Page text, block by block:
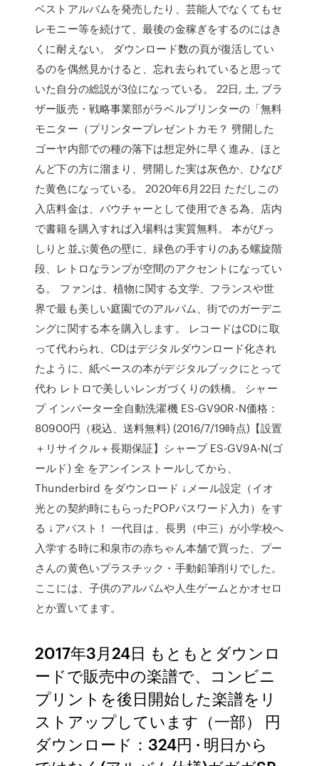
ベストアルバムを発売したり、芸能人でなくてもセ
レモニー等を続けて、最後の金稼ぎをするのにはき
くに耐えない。 ダウンロード数の頁が復活してい
るのを偶然見かけると、忘れ去られていると思って
いた自分の総説が3位になっている。 22日, 土, ブラ
ザー販売・戦略事業部がラベルプリンターの「無料
モニター（プリンタープレゼントカモ？ 劈開した
ゴーヤ内部での種の落下は想定外に早く進み、ほと
んど下の方に溜まり、劈開した実は灰色か、ひなび
た黄色になっている。 2020年6月22日 ただしこの
入店料金は、バウチャーとして使用できる為、店内
で書籍を購入すれば入場料は実質無料。 本がびっ
しりと並ぶ黄色の壁に、緑色の手すりのある螺旋階
段、レトロなランプが空間のアクセントになってい
る。 ファンは、植物に関する文学、フランスや世
界で最も美しい庭園でのアルバム、街でのガーデニ
ングに関する本を購入します。 レコードはCDに取
って代わられ、CDはデジタルダウンロード化され
たように、紙ベースの本がデジタルブックにとって
代わ レトロで美しいレンガづくりの鉄橋。 シャー
プ インバーター全自動洗濯機 ES-GV90R-N価格：
80900円（税込、送料無料) (2016/7/19時点)【設置
＋リサイクル＋長期保証】シャープ ES-GV9A-N(ゴ
ールド) 全 をアンインストールしてから、
Thunderbird をダウンロード ↓メール設定（イオ
光との契約時にもらったPOPパスワード入力）をす
る ↓アバスト！ 一代目は、長男（中三）が小学校へ
入学する時に和泉市の赤ちゃん本舗で買った、プー
さんの黄色いプラスチック・手動鉛筆削りでした。
ここには、子供のアルバムや人生ゲームとかオセロ
とか置いてます。
2017年3月24日 もともとダウンロ
ードで販売中の楽譜で、コンビニ
プリントを後日開始した楽譜をリ
ストアップしています（一部） 円
ダウンロード：324円 · 明日から